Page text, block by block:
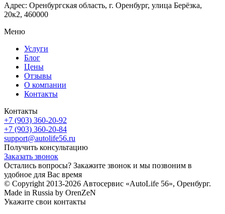
Адрес: Оренбургская область, г. Оренбург, улица Берёзка,
20к2, 460000
Меню
Услуги
Блог
Цены
Отзывы
О компании
Контакты
Контакты
+7 (903) 360-20-92
+7 (903) 360-20-84
support@autolife56.ru
Получить консультацию
Заказать звонок
Остались вопросы? Закажите звонок и мы позвоним в
удобное для Вас время
© Copyright 2013-2026 Автосервис «AutoLife 56», Оренбург.
Made in Russia by OrenZeN
Укажите свои контакты